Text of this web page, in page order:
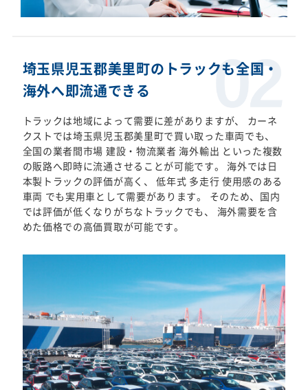
埼玉県児玉郡美里町のトラックも全国・
海外へ即流通できる
トラックは地域によって需要に差がありますが、 カーネ
クストでは埼玉県児玉郡美里町で買い取った車両でも、
全国の業者間市場 建設・物流業者 海外輸出 といった複数
の販路へ即時に流通させることが可能です。 海外では日
本製トラックの評価が高く、 低年式 多走行 使用感のある
車両 でも実用車として需要があります。 そのため、国内
では評価が低くなりがちなトラックでも、 海外需要を含
めた価格での高価買取が可能です。